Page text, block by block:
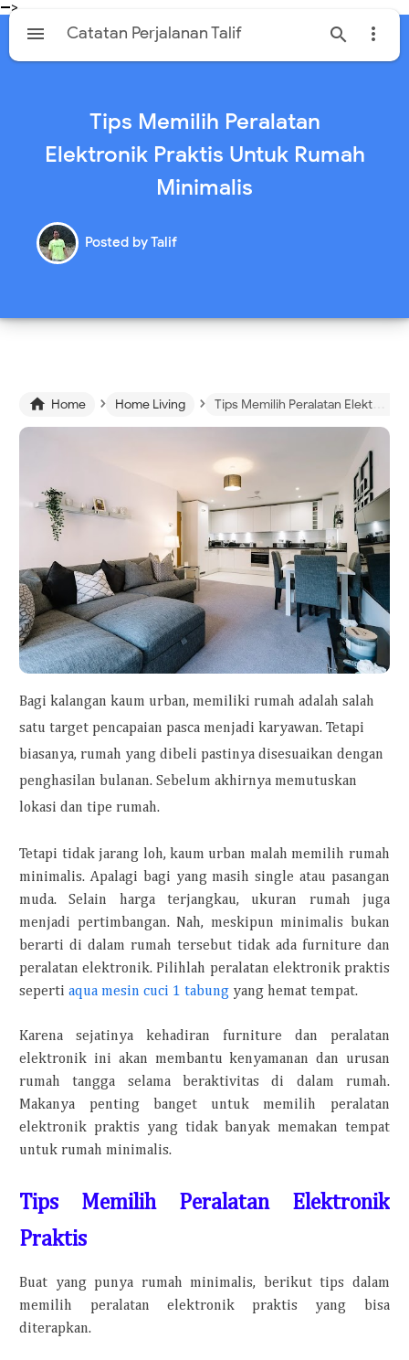
-->
  
Catatan Perjalanan Talif
Tips Memilih Peralatan
Elektronik Praktis Untuk Rumah
Minimalis
Posted byTalif
 Home › Home Living › Tips Memilih Peralatan Elektronik Praktis Untuk Rumah Minimalis
Bagi kalangan kaum urban, memiliki rumah adalah salah
satu target pencapaian pasca menjadi karyawan. Tetapi
biasanya, rumah yang dibeli pastinya disesuaikan dengan
penghasilan bulanan. Sebelum akhirnya memutuskan
lokasi dan tipe rumah.
Tetapi tidak jarang loh, kaum urban malahmemilih rumah
minimalis. Apalagi bagi yang masih single atau pasangan
muda. Selain harga terjangkau, ukuran rumah juga
menjadi pertimbangan. Nah, meskipun minimalis bukan
berarti di dalam rumah tersebut tidak ada furniture dan
peralatan elektronik. Pilihlah peralatan elektronik praktis
sepertiaqua mesin cuci 1 tabung yang hemat tempat.
Karena sejatinya kehadiran furniture dan peralatan
elektronik ini akan membantu kenyamanan dan urusan
rumah tangga selama beraktivitas di dalam rumah.
Makanya penting banget untuk memilih peralatan
elektronik praktis yang tidak banyak memakan tempat
untuk rumah minimalis.
Tips Memilih Peralatan Elektronik
Praktis
Buat yang punya rumah minimalis, berikut tips dalam
memilih peralatan elektronik praktis yang bisa
diterapkan.